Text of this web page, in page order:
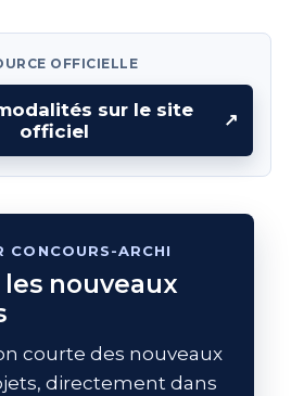
OFFICIELLE
sur le site
officiel
↗
CONCOURS-ARCHI
les nouveaux
courte des nouveaux
directement dans